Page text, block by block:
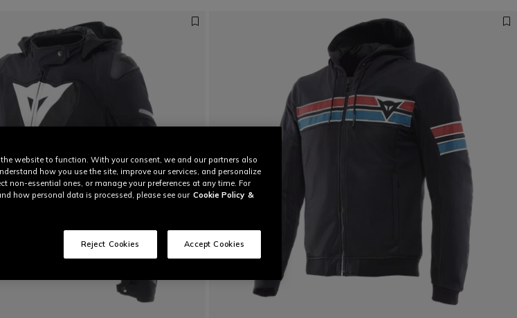
website to function. With your consent, we and our partners also
how you use the site, improve our services, and personalize
non-essential ones, or manage your preferences at any time. For
how personal data is processed, please see our Cookie Policy &
Reject Cookies Accept Cookies